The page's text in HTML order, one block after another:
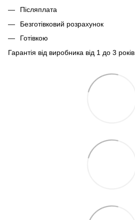
Післяплата
Безготівковий розрахунок
Готівкою
Гарантія від виробника від 1 до 3 років.